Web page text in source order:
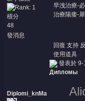
積分
48
發消息
早洩治療-必
治療陽痿-
回復 支持
使用道具
Diplomi_knMa
發表於
Дипломы